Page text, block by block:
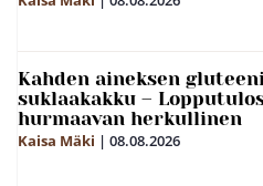
Kahden aineksen
suklaakakku –
hurmaavan herkullinen
Kaisa Mäki | 08.08.2026